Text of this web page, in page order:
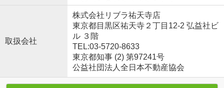
取扱会社
株式会社リブラ祐天寺店
東京都目黒区祐天寺２丁目12-2 弘益社ビ
ル ３階
TEL:03-5720-8633
東京都知事 (2) 第97241号
公益社団法人全日本不動産協会